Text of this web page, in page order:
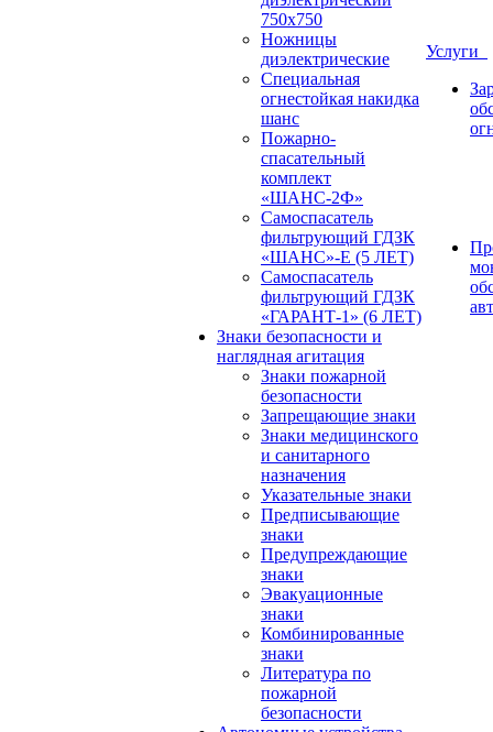
750х750
Ножницы
диэлектрические
Специальная
огнестойкая накидка
шанс
Пожарно-
спасательный
комплект
«ШАНС-2Ф»
Самоспасатель
фильтрующий ГДЗК
«ШАНС»-Е (5 ЛЕТ)
Самоспасатель
фильтрующий ГДЗК
«ГАРАНТ-1» (6 ЛЕТ)
Знаки безопасности и
наглядная агитация
Знаки пожарной
безопасности
Запрещающие знаки
Знаки медицинского
и санитарного
назначения
Указательные знаки
Предписывающие
знаки
Предупреждающие
знаки
Эвакуационные
знаки
Комбинированные
знаки
Литература по
пожарной
безопасности
Услуги